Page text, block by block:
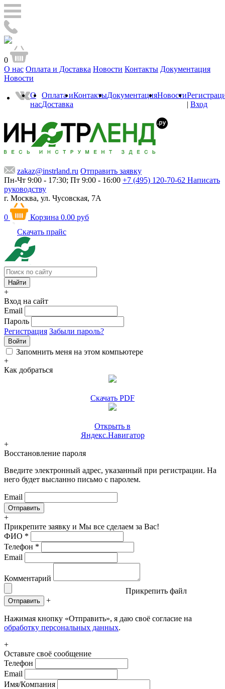
0
О нас Оплата и Доставка Новости Контакты Документация
Новости
О
нас
Оплата и
Доставка
КонтактыДокументацияНовости
| Вход
zakaz@instrland.ru Отправить заявку
Пн-Чт 9:00 - 17:30; Пт 9:00 - 16:00 +7 (495) 120-70-62 Написать
руководству
г. Москва, ул. Чусовская, 7А
0 Корзина 0.00 руб
Скачать прайс
+
Вход на сайт
Email
Пароль
Регистрация Забыли пароль?
Войти
Запомнить меня на этом компьютере
+
Как добраться
Скачать PDF
Открыть в
Яндекс.Навигатор
+
Восстановление пароля
Введите электронный адрес, указанный при регистрации. На
него будет высланно письмо с паролем.
Email
+
Прикрепите заявку и Мы все сделаем за Вас!
ФИО *
Телефон *
Email
Комментарий
Прикрепить файл
Отправить +
Нажимая кнопку «Отправить», я даю своё согласие на
обработку персональных данных.
+
Оставьте своё сообщение
Телефон
Email
Имя/Компания